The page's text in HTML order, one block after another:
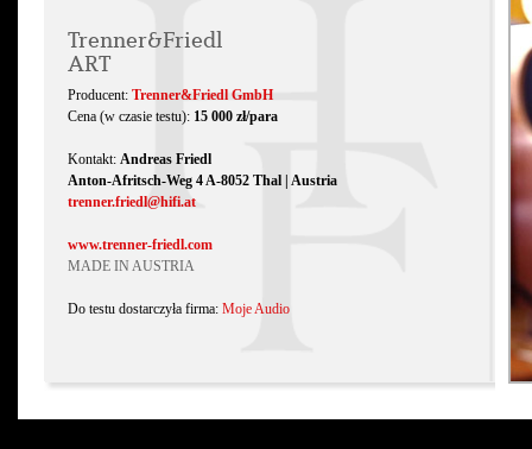
Trenner&Friedl
ART
Producent: Trenner&Friedl GmbH
Cena (w czasie testu): 15 000 zł/para
Kontakt: Andreas Friedl
Anton-Afritsch-Weg 4 A-8052 Thal | Austria
trenner.friedl@hifi.at
www.trenner-friedl.com
MADE IN AUSTRIA
Do testu dostarczyła firma: Moje Audio